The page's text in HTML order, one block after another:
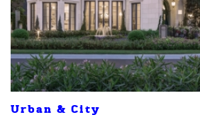
Urban & City
ค้นหา
SHARE TWEET LINE